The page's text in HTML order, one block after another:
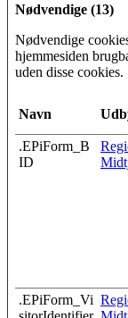
Nødvendige (13)
Nødvendige
hjemmesiden
uden disse cookies.
Navn
.EPiForm_B
ID
.EPiForm_Vi